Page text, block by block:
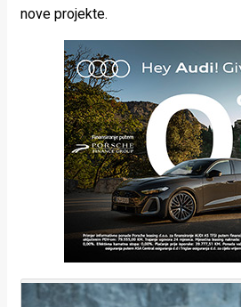
nove projekte.